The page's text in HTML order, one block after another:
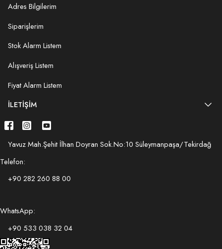
Adres Bilgilerim
Siparişlerim
Stok Alarm Listem
Alışveriş Listem
Fiyat Alarm Listem
İLETIŞIM
Yavuz Mah.Şehit İlhan Doyran Sok.No:10 Süleymanpaşa/Tekirdağ
Telefon:
+90 282 260 88 00
WhatsApp:
+90 533 038 32 04